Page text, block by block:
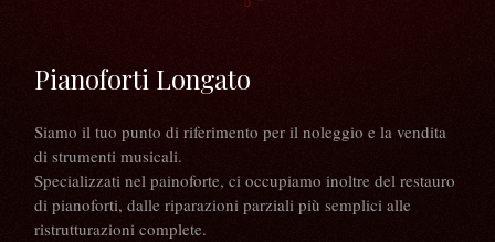
Pianoforti Longato
Siamo il tuo punto di riferimento per il noleggio e la vendita
di strumenti musicali.
Specializzati nel painoforte, ci occupiamo inoltre del restauro
di pianoforti, dalle riparazioni parziali più semplici alle
ristrutturazioni complete.